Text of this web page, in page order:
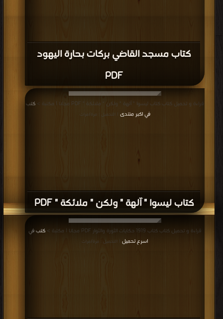
كتاب ليسوا " آلهة " ولكن " ملائكة " PDF
كتاب 1919 حكايات الثورة والثوار PDF
قراءة و تحميل كتاب كتاب 1919 حكايات الثورة والثوار PDF مجانا | مكتبة >
كتب في
اسرع تحميل| التحميل : مرة/مرات
قراءة و تحميل كتاب كتاب المجاعة الكبرى PDF مجانا | مكتبة > كتب في اكبر منتدى
التحميل : مرة/مرات